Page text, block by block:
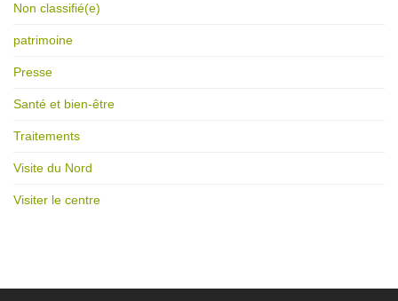
Non classifié(e)
patrimoine
Presse
Santé et bien-être
Traitements
Visite du Nord
Visiter le centre